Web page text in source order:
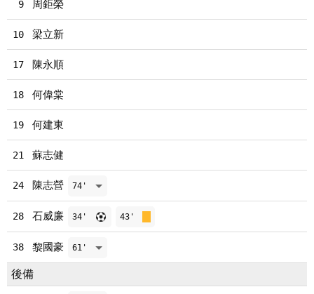
9 周鉅榮
10 梁立新
17 陳永順
18 何偉棠
19 何建東
21 蘇志健
24 陳志營 74'
28 石威廉 34' 43'
38 黎國豪 61'
後備